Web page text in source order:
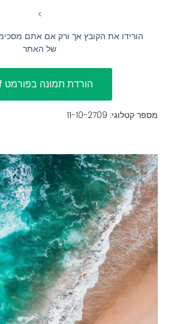
>
הורידו את הקובץ אך ורק אם אתם
של האתר
מספר קטלוגי: 11-10-2709